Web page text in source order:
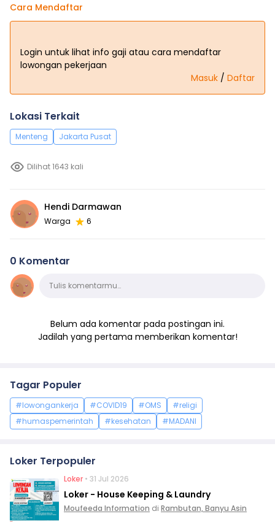
Cara Mendaftar
Login untuk lihat info gaji atau cara mendaftar
lowongan pekerjaan
Masuk / Daftar
Lokasi Terkait
Menteng Jakarta Pusat
Dilihat 1643 kali
Hendi Darmawan
Warga 6
0 Komentar
KomentarTulis komentarmu…
Belum ada komentar pada postingan ini.
Jadilah yang pertama memberikan komentar!
Tagar Populer
#lowongankerja #COVID19 #OMS
#religi
#humaspemerintah
#kesehatan #MADANI
Loker Terpopuler
Loker • 31 Jul 2026
Loker - House Keeping & Laundry
Moufeeda Information di Rambutan, Banyu Asin